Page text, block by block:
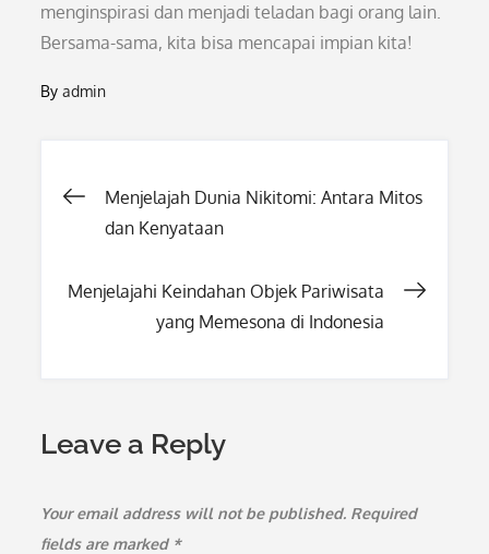
menginspirasi dan menjadi teladan bagi orang lain.
Bersama-sama, kita bisa mencapai impian kita!
Byadmin
Post
Menjelajah Dunia Nikitomi: Antara Mitos
dan Kenyataan
Menjelajahi Keindahan Objek Pariwisata
yang Memesona di Indonesia
Leave a Reply
Your email address will not be published. Required
fields are marked *